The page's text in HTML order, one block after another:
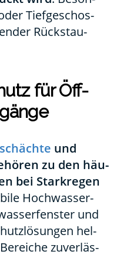
Tief­ge­schos­
Rückstau­
für Öff­
und
zu den häu­
bei Stark­re­gen
Hoch­was­ser­
und
hel­
zuver­läs­